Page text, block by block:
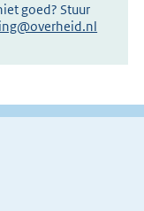
goed? Stuur